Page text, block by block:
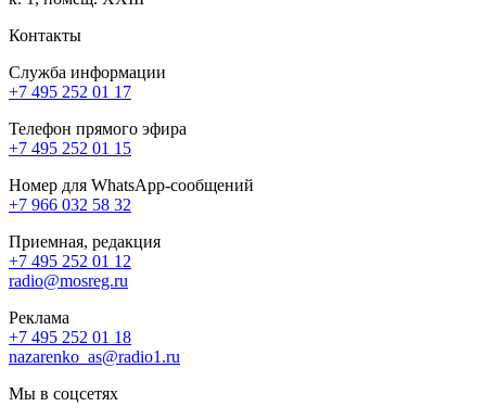
Контакты
Служба информации
+7 495 252 01 17
Телефон прямого эфира
+7 495 252 01 15
Номер для WhatsApp-сообщений
+7 966 032 58 32
Приемная, редакция
+7 495 252 01 12
radio@mosreg.ru
Реклама
+7 495 252 01 18
nazarenko_as@radio1.ru
Мы в соцсетях